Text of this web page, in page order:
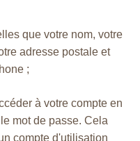
que votre nom, votre
adresse postale et
;
à votre compte en
mot de passe. Cela
compte d'utilisation